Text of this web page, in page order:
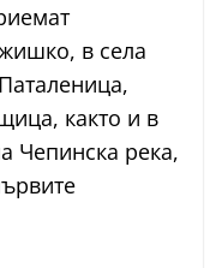
в села
както и в
Чепинска река,